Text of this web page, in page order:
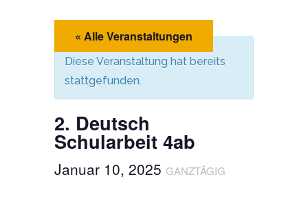
« Alle Veranstaltungen
Diese Veranstaltung hat bereits
stattgefunden.
2. Deutsch
Schularbeit 4ab
Januar 10, 2025 GANZTÄGIG